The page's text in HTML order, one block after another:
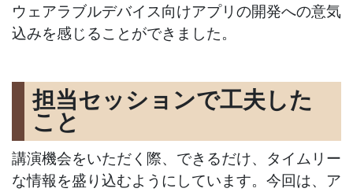
ウェアラブルデバイス向けアプリの開発への意気
込みを感じることができました。
担当セッションで工夫した
こと
講演機会をいただく際、できるだけ、タイムリー
な情報を盛り込むようにしています。今回は、ア